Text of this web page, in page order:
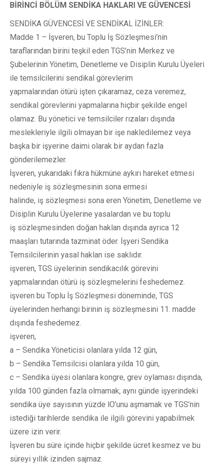
BİRİNCİ BÖLÜM SENDİKA HAKLARI VE GÜVENCESİ
SENDİKA GÜVENCESİ VE SENDİKAL İZİNLER:
Madde 1 – İşveren, bu Toplu İş Sözleşmesi’nin
taraflarından birini teşkil eden TGS’nin Merkez ve
Şubelerinin Yönetim, Denetleme ve Disiplin Kurulu Üyeleri
ile temsilcilerini sendikal görevlerim
yapmalarından ötürü işten çıkaramaz, ceza veremez,
sendikal görevlerini yapmalarına hiçbir şekilde engel
olamaz. Bu yönetici ve temsilciler rızaları dışında
meslekleriyle ilgili olmayan bir işe nakledilemez veya
başka bir işyerine daimi olarak bir aydan fazla
gönderilemezler.
İşveren, yukarıdaki fıkra hükmüne aykırı hareket etmesi
nedeniyle iş sözleşmesinin sona ermesi
halinde, iş sözleşmesi sona eren Yönetim, Denetleme ve
Disiplin Kurulu Üyelerine yasalardan ve bu toplu
iş sözleşmesinden doğan haklan dışında ayrıca 12
maaşları tutarında tazminat öder. İşyeri Sendika
Temsilcilerinin yasal haklan ise saklıdır.
işveren, TGS üyelerinin sendikacılık görevini
yapmalarından ötürü iş sözleşmelerini feshedemez.
işveren bu Toplu İş Sözleşmesi döneminde, TGS
üyelerinden herhangi birinin iş sözleşmesini 11. madde
dışında feshedemez.
işveren,
a – Sendika Yöneticisi olanlara yılda 12 gün,
b – Sendika Temsilcisi olanlara yılda 10 gün,
c – Sendika üyesi olanlara kongre, grev oylaması dışında,
yılda 100 günden fazla olmamak, aynı günde işyerindeki
sendika üye sayısının yüzde lO’unu aşmamak ve TGS’nin
istediği tarihlerde sendika ile ilgili görevini yapabilmek
üzere izin verir.
İşveren bu süre içinde hiçbir şekilde ücret kesmez ve bu
süreyi yıllık izinden sajmaz.